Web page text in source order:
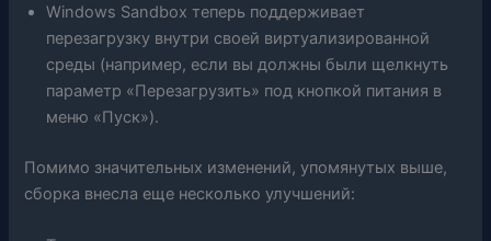
Windows Sandbox теперь поддерживает
перезагрузку внутри своей виртуализированной
среды (например, если вы должны были щелкнуть
параметр «Перезагрузить» под кнопкой питания в
меню «Пуск»).
Помимо значительных изменений, упомянутых выше,
сборка внесла еще несколько улучшений: